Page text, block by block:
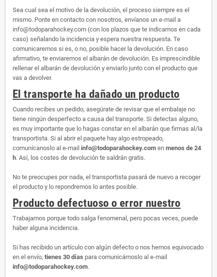
Sea cual sea el motivo de la devolución, el proceso siempre es el
mismo. Ponte en contacto con nosotros, envíanos un e-mail a
info@todoparahockey.com (con los plazos que te indicamos en cada
caso) señalando la incidencia y espera nuestra respuesta. Te
comunicaremos si es, o no, posible hacer la devolución. En caso
afirmativo, te enviaremos el albarán de devolución. Es imprescindible
rellenar el albarán de devolución y enviarlo junto con el producto que
vas a devolver.
El transporte ha dañado un producto
Cuando recibes un pedido, asegúrate de revisar que el embalaje no
tiene ningún desperfecto a causa del transporte. Si detectas alguno,
es muy importante que lo hagas constar en el albarán que firmas al/la
transportista. Si al abrir el paquete hay algo estropeado,
comunícanoslo al e-mail info@todoparahockey.com en menos de 24
h. Así, los costes de devolución te saldrán gratis.
No te preocupes por nada, el transportista pasará de nuevo a recoger
el producto y lo repondremos lo antes posible.
Producto defectuoso o error nuestro
Trabajamos porque todo salga fenomenal, pero pocas veces, puede
haber alguna incidencia.
Si has recibido un artículo con algún defecto o nos hemos equivocado
en el envío, tienes 30 días para comunicárnoslo al e-mail
info@todoparahockey.com.